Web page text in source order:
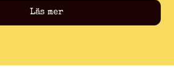
Läs mer